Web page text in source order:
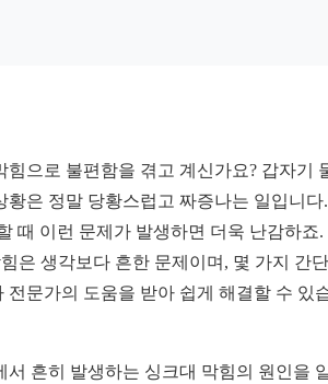
힘으로 불편함을 겪고 계신가요? 갑자기
황은 정말 당황스럽고 짜증나는 일입니다
때 이런 문제가 발생하면 더욱 난감하죠.
은 생각보다 흔한 문제이며, 몇 가지 간
전문가의 도움을 받아 쉽게 해결할 수 있
서 흔히 발생하는 싱크대 막힘의 원인을